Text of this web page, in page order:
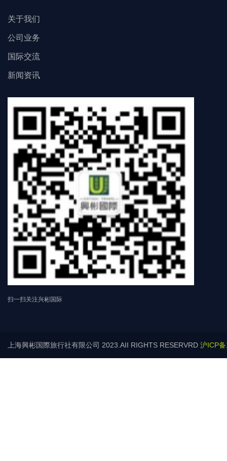
关于我们
公司业务
国际交流
新闻资讯
扫一扫关注兴彬国际
上海興彬国際旅行社有限公司 2023.AII RIGHTS RESERVRD 沪ICP